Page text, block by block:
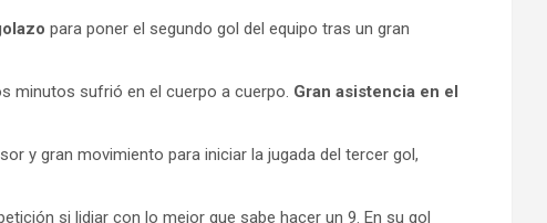
para poner el segundo gol del equipo tras un gran
minutos sufrió en el cuerpo a cuerpo. Gran asistencia en el
y gran movimiento para iniciar la jugada del tercer gol,
si lidiar con lo mejor que sabe hacer un 9. En su gol